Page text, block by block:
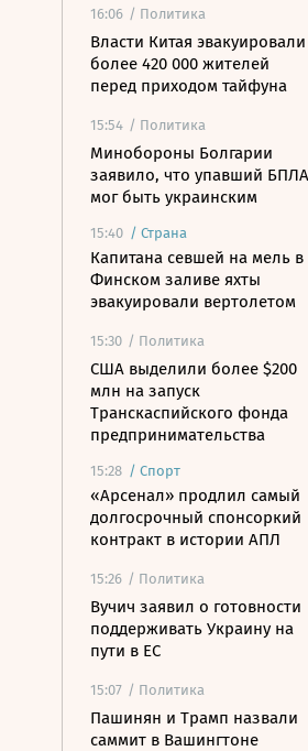
16:06 / Политика
Власти Китая эвакуировали
более 420 000 жителей
перед приходом тайфуна
15:54 / Политика
Минобороны Болгарии
заявило, что упавший БПЛА
мог быть украинским
15:40 / Страна
Капитана севшей на мель в
Финском заливе яхты
эвакуировали вертолетом
15:30 / Политика
США выделили более $200
млн на запуск
Транскаспийского фонда
предпринимательства
15:28 / Спорт
«Арсенал» продлил самый
долгосрочный спонсоркий
контракт в истории АПЛ
15:26 / Политика
Вучич заявил о готовности
поддерживать Украину на
пути в ЕС
15:07 / Политика
Пашинян и Трамп назвали
саммит в Вашингтоне